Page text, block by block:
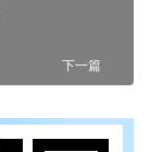
下一篇